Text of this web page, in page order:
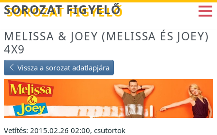
Betöltés...
SOROZAT FIGYELŐ
MELISSA & JOEY (MELISSA ÉS JOEY)
4X9
Vissza a sorozat adatlapjára
Vetítés: 2015.02.26 02:00, csütörtök